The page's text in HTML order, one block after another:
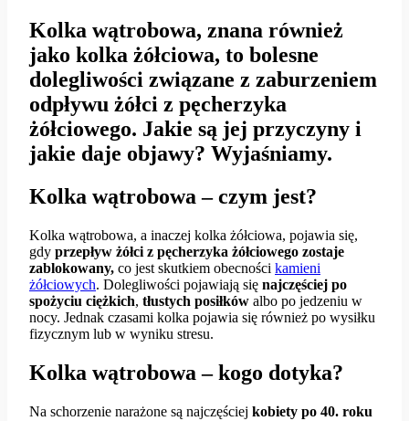
Kolka wątrobowa, znana również
jako kolka żółciowa, to bolesne
dolegliwości związane z zaburzeniem
odpływu żółci z pęcherzyka
żółciowego. Jakie są jej przyczyny i
jakie daje objawy? Wyjaśniamy.
Kolka wątrobowa – czym jest?
Kolka wątrobowa, a inaczej kolka żółciowa, pojawia się,
gdy przepływ żółci z pęcherzyka żółciowego zostaje
zablokowany, co jest skutkiem obecności kamieni
żółciowych. Dolegliwości pojawiają się najczęściej po
spożyciu ciężkich, tłustych posiłków albo po jedzeniu w
nocy. Jednak czasami kolka pojawia się również po wysiłku
fizycznym lub w wyniku stresu.
Kolka wątrobowa – kogo dotyka?
Na schorzenie narażone są najczęściej kobiety po 40. roku